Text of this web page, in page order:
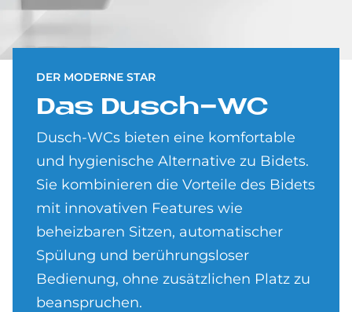
DER MODERNE STAR
Das Dusch-WC
Dusch-WCs bieten eine komfortable
und hygienische Alternative zu Bidets.
Sie kombinieren die Vorteile des Bidets
mit innovativen Features wie
beheizbaren Sitzen, automatischer
Spülung und berührungsloser
Bedienung, ohne zusätzlichen Platz zu
beanspruchen.